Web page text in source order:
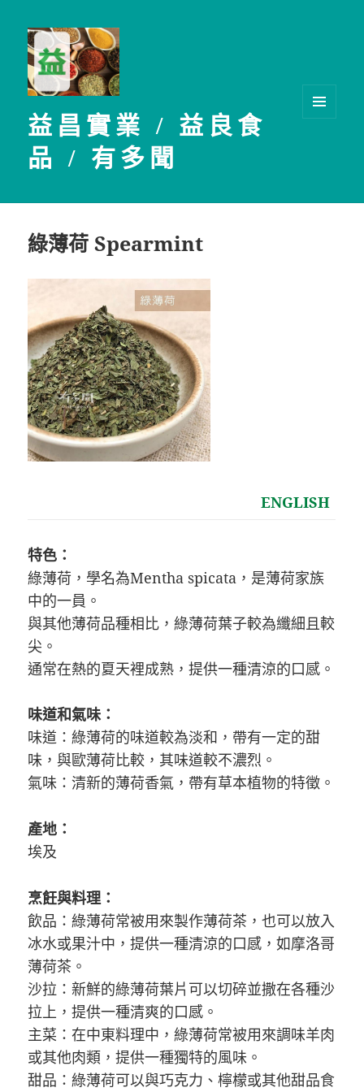
益昌實業 / 益良食
品 / 有多聞
綠薄荷 Spearmint
ENGLISH
特色：
綠薄荷，學名為Mentha spicata，是薄荷家族
中的一員。
與其他薄荷品種相比，綠薄荷葉子較為纖細且較
尖。
通常在熱的夏天裡成熟，提供一種清涼的口感。
味道和氣味：
味道：綠薄荷的味道較為淡和，帶有一定的甜
味，與歐薄荷比較，其味道較不濃烈。
氣味：清新的薄荷香氣，帶有草本植物的特徵。
產地：
埃及
烹飪與料理：
飲品：綠薄荷常被用來製作薄荷茶，也可以放入
冰水或果汁中，提供一種清涼的口感，如摩洛哥
薄荷茶。
沙拉：新鮮的綠薄荷葉片可以切碎並撒在各種沙
拉上，提供一種清爽的口感。
主菜：在中東料理中，綠薄荷常被用來調味羊肉
或其他肉類，提供一種獨特的風味。
甜品：綠薄荷可以與巧克力、檸檬或其他甜品食